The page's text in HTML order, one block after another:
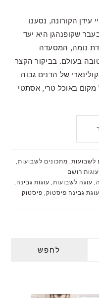
הקורונה, נסענו
שקופנהגן היא יעד
נומה, המסעדה
בעולם. בביקור הקצר
של הדנים גבוה
מקום באוכל טרי, אסתטי
לשבועות, מתכונים לשבועות,
עוגות רושם
, עוגה לשבועות, עוגות גבינה,
עוגת גבינה פיסטוק, פיסטוק